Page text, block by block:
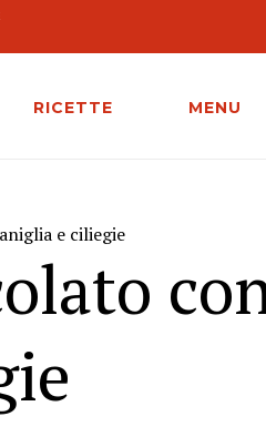
RICETTE MENU
e ciliegie